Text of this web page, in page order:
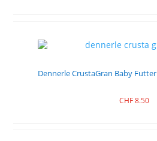
Dennerle CrustaGran Baby Futter
CHF8.50